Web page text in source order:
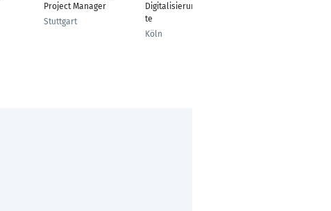
Project Manager
Stuttgart
Digitalisierungsprojek
te
Köln